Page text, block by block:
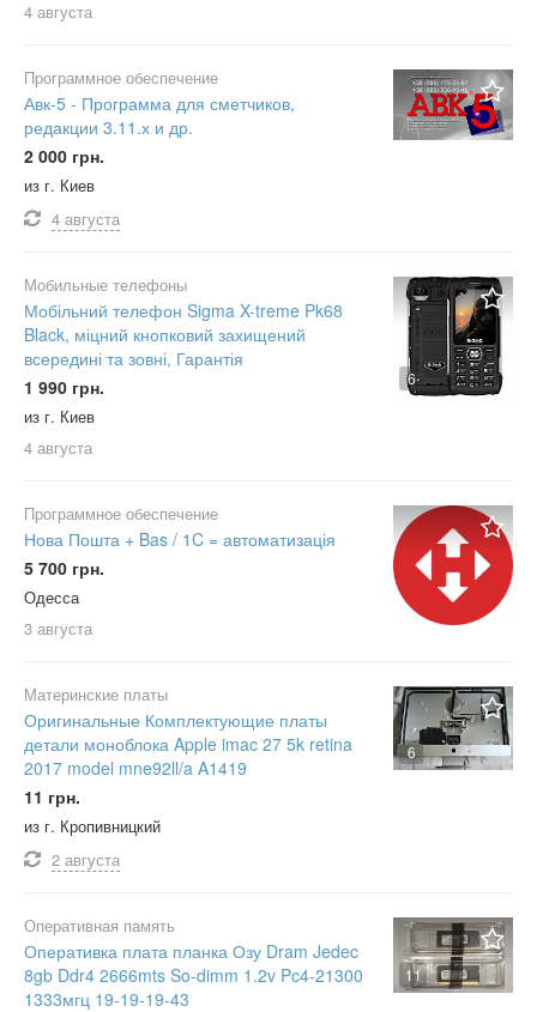
4 августа
Программное обеспечение
Авк-5 - Программа для сметчиков,
редакции 3.11.х и др.
2 000 грн.
из г. Киев
4 августа
6
Мобильные телефоны
Мобільний телефон Sigma X-treme Pk68
Black, міцний кнопковий захищений
всередині та зовні, Гарантія
1 990 грн.
из г. Киев
4 августа
Программное обеспечение
Нова Пошта + Bas / 1C = автоматизація
5 700 грн.
Одесса
3 августа
6
Материнские платы
Оригинальные Комплектующие платы
детали моноблока Apple imac 27 5k retina
2017 model mne92ll/a A1419
11 грн.
из г. Кропивницкий
2 августа
11
Оперативная память
Оперативка плата планка Озу Dram Jedec
8gb Ddr4 2666mts So-dimm 1.2v Pc4-21300
1333мгц 19-19-19-43